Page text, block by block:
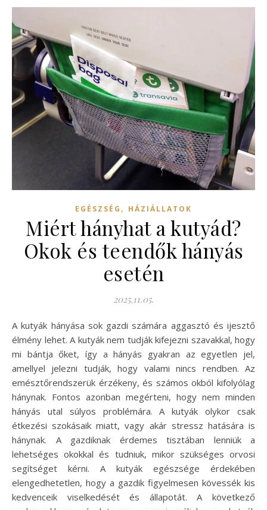
EGÉSZSÉG , HÁZIÁLLATOK
Miért hányhat a kutyád?
Okok és teendők hányás
esetén
2025.11.05.
A kutyák hányása sok gazdi számára aggasztó és ijesztő
élmény lehet. A kutyák nem tudják kifejezni szavakkal, hogy
mi bántja őket, így a hányás gyakran az egyetlen jel,
amellyel jelezni tudják, hogy valami nincs rendben. Az
emésztőrendszerük érzékeny, és számos okból kifolyólag
hánynak. Fontos azonban megérteni, hogy nem minden
hányás utal súlyos problémára. A kutyák olykor csak
étkezési szokásaik miatt, vagy akár stressz hatására is
hánynak. A gazdiknak érdemes tisztában lenniük a
lehetséges okokkal és tudniuk, mikor szükséges orvosi
segítséget kérni. A kutyák egészsége érdekében
elengedhetetlen, hogy a gazdik figyelmesen kövessék kis
kedvenceik viselkedését és állapotát. A következő